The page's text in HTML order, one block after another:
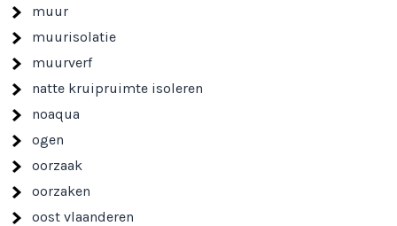
muur
muurisolatie
muurverf
natte kruipruimte isoleren
noaqua
ogen
oorzaak
oorzaken
oost vlaanderen